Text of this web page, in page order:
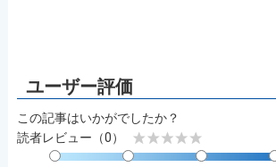
この記事はいかがでしたか？
読者レビュー（0）